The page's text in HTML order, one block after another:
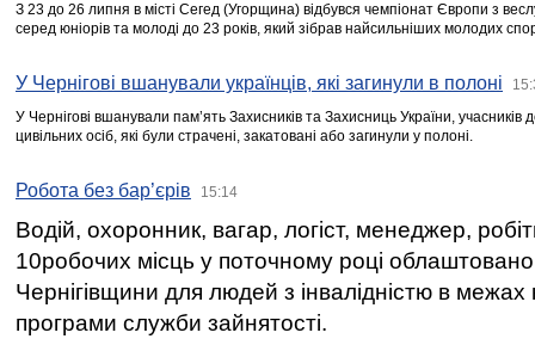
З 23 до 26 липня в місті Сегед (Угорщина) відбувся чемпіонат Європи з
серед юніорів та молоді до 23 років, який зібрав найсильніших молодих
У Чернігові вшанували українців, які загинули в полоні
У Чернігові вшанували пам’ять Захисників та Захисниць України,
цивільних осіб, які були страчені, закатовані або загинули у полоні.
Робота без бар’єрів 15:14
Водій, охоронник, вагар, логіст, менеджер,
10робочих місць у поточному році
Чернігівщини для людей з інвалідністю в межах
програми служби зайнятості.